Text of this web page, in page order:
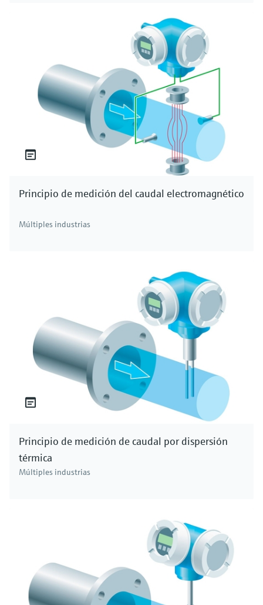
Principio de medición del caudal electromagnético
Múltiples industrias
Principio de medición de caudal por dispersión
térmica
Múltiples industrias